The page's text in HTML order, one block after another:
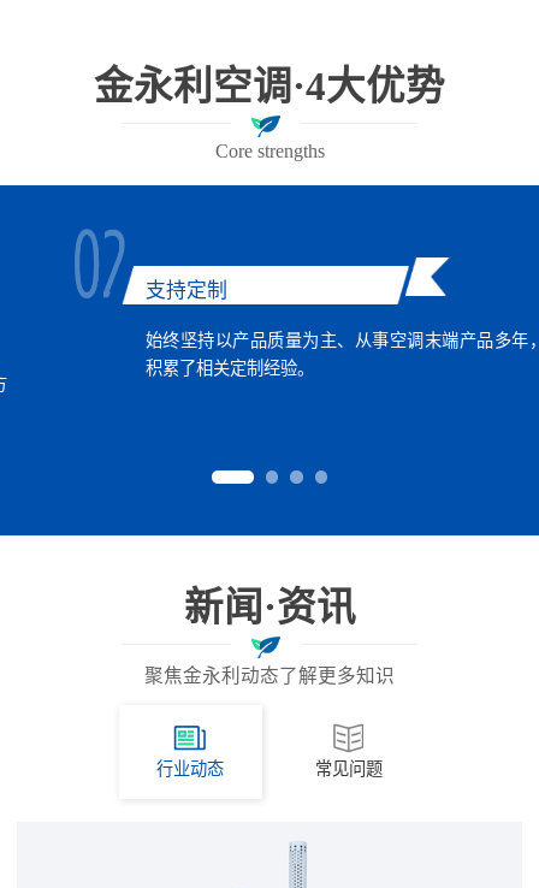
金永利空调·4大优势
Core strengths
支持定制
始终坚持以产品质量为主、从事空调末端产品多年
积累了相关定制经验。
新闻·资讯
聚焦金永利动态了解更多知识
行业动态 常见问题